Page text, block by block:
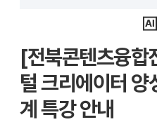
천
[전북콘텐츠융
털 크리에이터 양
계 특강 안내